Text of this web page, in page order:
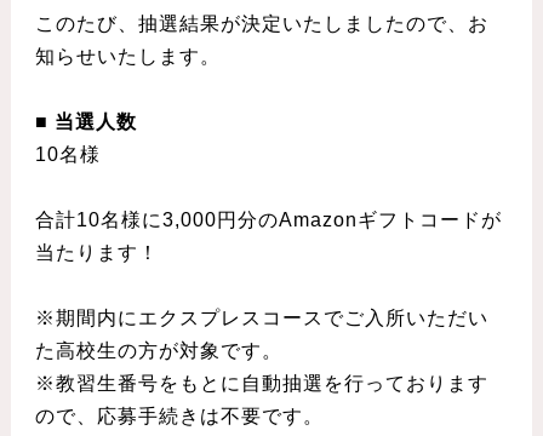
このたび、抽選結果が決定いたしましたので、お
知らせいたします。
■ 当選人数
10名様
合計10名様に3,000円分のAmazonギフトコードが
当たります！
※期間内にエクスプレスコースでご入所いただい
た高校生の方が対象です。
※教習生番号をもとに自動抽選を行っております
ので、応募手続きは不要です。